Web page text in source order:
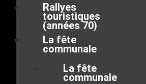
Rallyes
touristiques
(années 70)
La fête
communale
La fête
communale